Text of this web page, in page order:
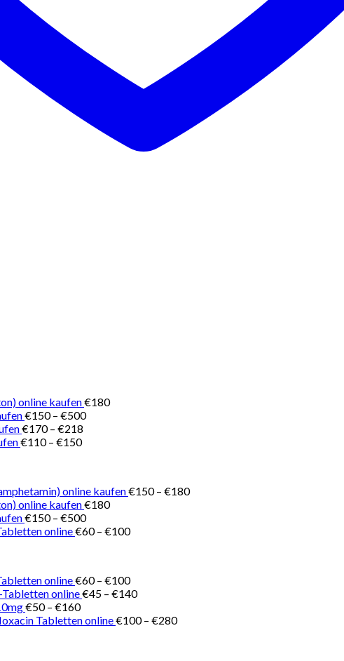
online kaufen€180
€150 – €500Preisspanne:
€170 – €218
€110 – €150Preisspanne:
online kaufen€150 – €180Preisspanne:
online kaufen€180
€150 – €500Preisspanne:
€150
online€60 – €100Preisspanne:
online€60 – €100Preisspanne:
€60
€100
Tabletten online€45 – €140Preisspanne:
bis
€50 – €160Preisspanne:
€50
Tabletten online€100 – €280Preisspanne: